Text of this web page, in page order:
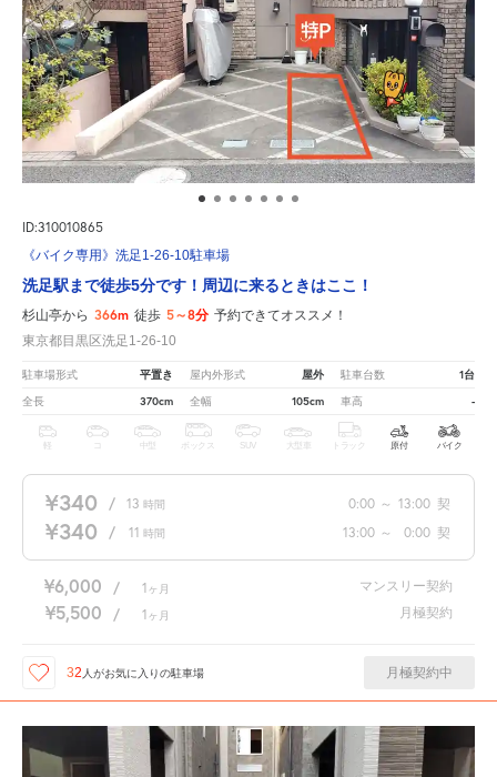
ID:310010865
《バイク専用》洗足1-26-10駐車場
洗足駅まで徒歩5分です！周辺に来るときはここ！
杉山亭から 366m 徒歩 5～8分 予約できてオススメ！
東京都目黒区洗足1-26-10
駐車場形式 平置き 屋内外形式 屋外 駐車台数 1台
全長 370cm 全幅 105cm 車高 -
軽 中型 ボックス SUV 大型車 トラック 原付 バイク
¥340 / 13 時間 0:00 ～ 13:00 契
¥340 / 11 時間 13:00 ～ 0:00 契
¥6,000 / 1 ヶ月 マンスリー契約
¥5,500 / 1 ヶ月 月極契約
32 人がお気に入りの駐車場 月極契約中